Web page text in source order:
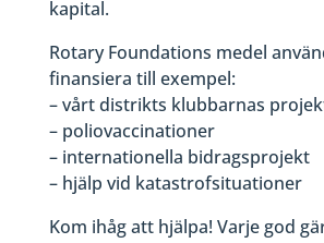
kapital.
Rotary Foundations medel
finansiera till exempel:
– vårt distrikts klubbarnas
– poliovaccinationer
– internationella bidragsprojekt
– hjälp vid katastrofsituationer
Kom ihåg att hjälpa! Varje god